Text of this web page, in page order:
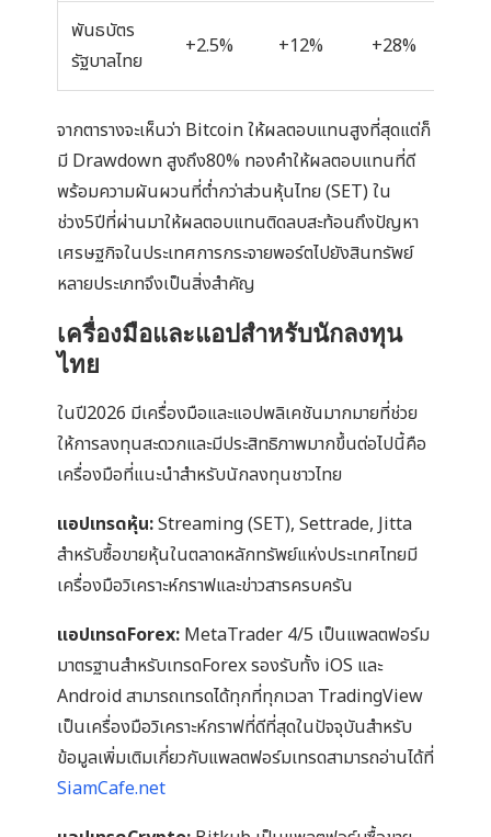
พันธบัตร
รัฐบาลไทย
+2.5% +12% +28%
จากตารางจะเห็นว่า Bitcoin ให้ผลตอบแทนสูงที่สุดแต่ก็
มี Drawdown สูงถึง80% ทองคำให้ผลตอบแทนที่ดี
พร้อมความผันผวนที่ต่ำกว่าส่วนหุ้นไทย (SET) ใน
ช่วง5ปีที่ผ่านมาให้ผลตอบแทนติดลบสะท้อนถึงปัญหา
เศรษฐกิจในประเทศการกระจายพอร์ตไปยังสินทรัพย์
หลายประเภทจึงเป็นสิ่งสำคัญ
เครื่องมือและแอปสำหรับนักลงทุน
ไทย
ในปี2026 มีเครื่องมือและแอปพลิเคชันมากมายที่ช่วย
ให้การลงทุนสะดวกและมีประสิทธิภาพมากขึ้นต่อไปนี้คือ
เครื่องมือที่แนะนำสำหรับนักลงทุนชาวไทย
แอปเทรดหุ้น:Streaming (SET), Settrade, Jitta
สำหรับซื้อขายหุ้นในตลาดหลักทรัพย์แห่งประเทศไทยมี
เครื่องมือวิเคราะห์กราฟและข่าวสารครบครัน
แอปเทรดForex: MetaTrader 4/5 เป็นแพลตฟอร์ม
มาตรฐานสำหรับเทรดForex รองรับทั้ง iOS และ
Android สามารถเทรดได้ทุกที่ทุกเวลา TradingView
เป็นเครื่องมือวิเคราะห์กราฟที่ดีที่สุดในปัจจุบันสำหรับ
ข้อมูลเพิ่มเติมเกี่ยวกับแพลตฟอร์มเทรดสามารถอ่านได้ที่
SiamCafe.net